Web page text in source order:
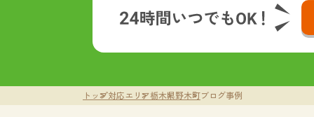
トップ対応エリア栃木県野木町ブログ事例